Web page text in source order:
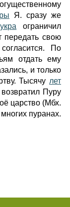
Я. сразу же
ограничил
передать свою
По
отдать ему
и только
Тысячу лет
Пуру
царство (Мбх.
пуранах.